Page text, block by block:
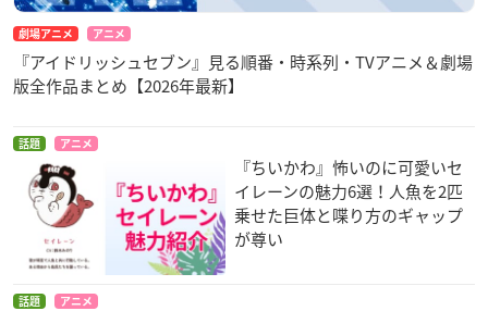
劇場アニメ アニメ
『アイドリッシュセブン』見る順番・時系列・TVアニメ＆劇場
版全作品まとめ【2026年最新】
話題 アニメ
『ちいかわ』怖いのに可愛いセ
イレーンの魅力6選！人魚を2匹
乗せた巨体と喋り方のギャップ
が尊い
話題 アニメ